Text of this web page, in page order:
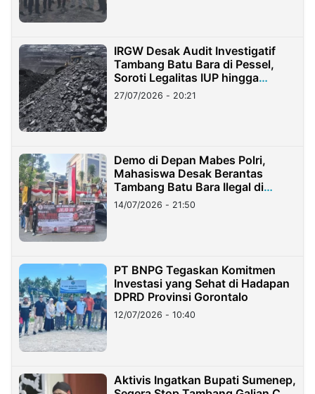
IRGW Desak Audit Investigatif
Tambang Batu Bara di Pessel,
Soroti Legalitas IUP hingga
Stockpile
27/07/2026 - 20:21
Demo di Depan Mabes Polri,
Mahasiswa Desak Berantas
Tambang Batu Bara Ilegal di
Lampung
14/07/2026 - 21:50
PT BNPG Tegaskan Komitmen
Investasi yang Sehat di Hadapan
DPRD Provinsi Gorontalo
12/07/2026 - 10:40
Aktivis Ingatkan Bupati Sumenep,